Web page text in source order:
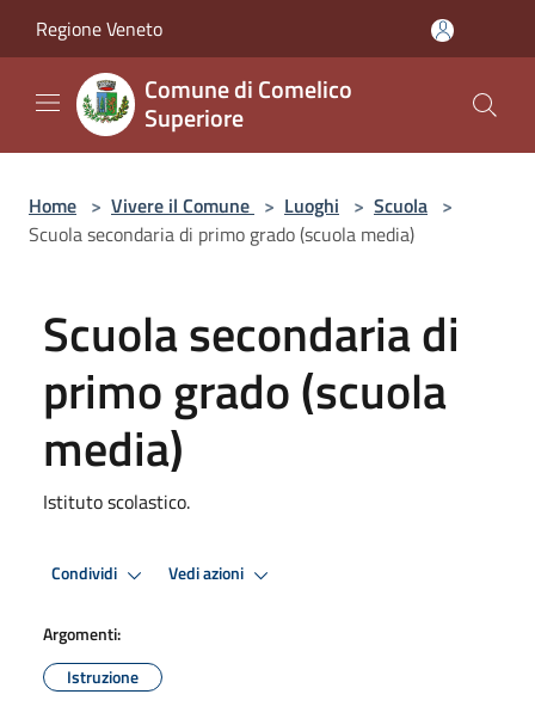
Regione Veneto
Comune di Comelico
Superiore
Home > Vivere il Comune > Luoghi > Scuola >
Scuola secondaria di primo grado (scuola media)
Scuola secondaria di
primo grado (scuola
media)
Istituto scolastico.
Condividi Vedi azioni
Argomenti:
Istruzione